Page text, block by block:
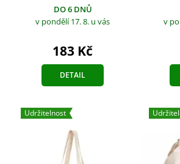
DO 6 DNŮ
v pondělí 17. 8. u vás
183 Kč
DETAIL
v
Udržitelnost